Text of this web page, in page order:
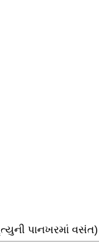
પાનખરમાં વસંત)